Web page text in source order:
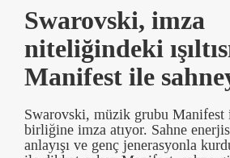
Swarovski, imza
niteliğindeki
Manifest ile
Swarovski, müzik grubu
birliğine imza atıyor. Sahne
anlayışı ve genç jenerasyonla